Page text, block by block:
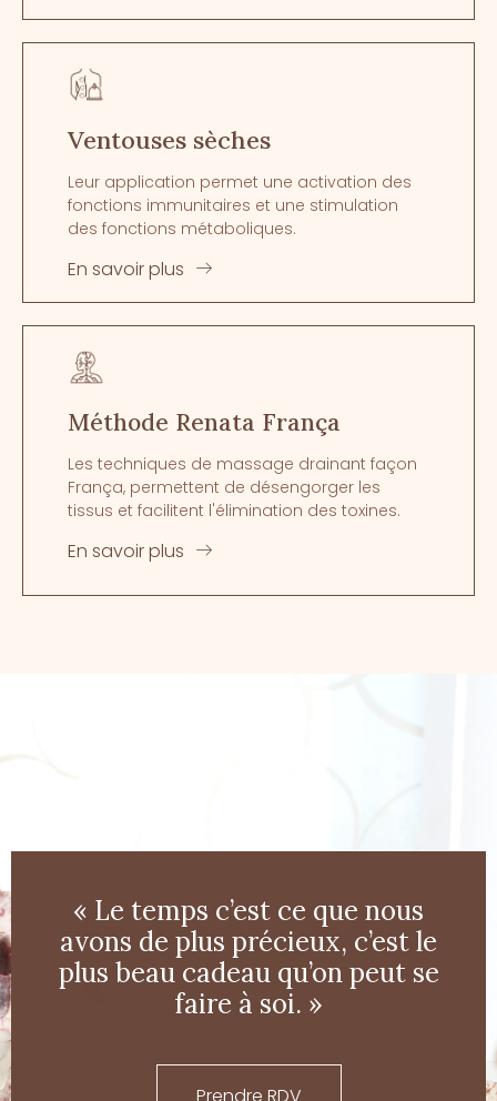
Ventouses sèches
Leur application permet une activation des
fonctions immunitaires et une stimulation
des fonctions métaboliques.
En savoir plus
Méthode Renata França
Les techniques de massage drainant façon
França, permettent de désengorger les
tissus et facilitent l'élimination des toxines.
En savoir plus
« Le temps c’est ce que nous
avons de plus précieux, c’est le
plus beau cadeau qu’on peut se
faire à soi. »
Prendre RDV